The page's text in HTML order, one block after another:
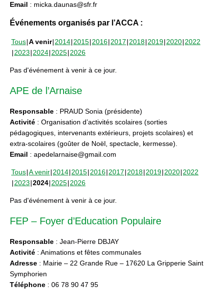
Email : micka.daunas@sfr.fr
Événements organisés par l’ACCA :
Tous A venir 2014 2015 2016 2017 2018 2019 2020 2022
2023 2024 2025 2026
Pas d'événement à venir à ce jour.
APE de l’Arnaise
Responsable : PRAUD Sonia (présidente)
Activité : Organisation d’activités scolaires (sorties
pédagogiques, intervenants extérieurs, projets scolaires) et
extra-scolaires (goûter de Noël, spectacle, kermesse).
Email : apedelarnaise@gmail.com
Tous A venir 2014 2015 2016 2017 2018 2019 2020 2022
2023 2024 2025 2026
Pas d'événement à venir à ce jour.
FEP – Foyer d’Education Populaire
Responsable : Jean-Pierre DBJAY
Activité : Animations et fêtes communales
Adresse : Mairie – 22 Grande Rue – 17620 La Gripperie Saint
Symphorien
Téléphone : 06 78 90 47 95